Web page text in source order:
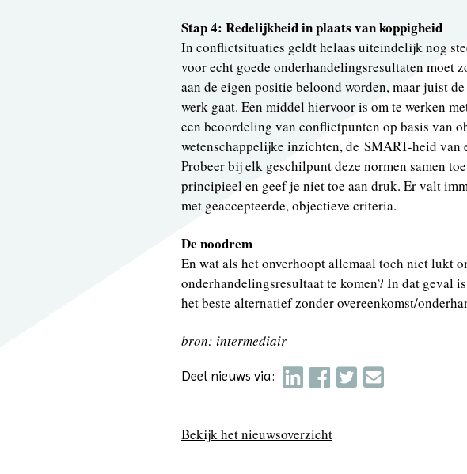
Stap 4: Redelijkheid in plaats van koppigheid
In conflictsituaties geldt helaas uiteindelijk nog
voor echt goede onderhandelingsresultaten moet
aan de eigen positie beloond worden, maar juist
werk gaat. Een middel hiervoor is om te werken
een beoordeling van conflictpunten op basis van
wetenschappelijke inzichten, de SMART-heid van
Probeer bij elk geschilpunt deze normen samen
principieel en geef je niet toe aan druk. Er valt
met geaccepteerde, objectieve criteria.
De noodrem
En wat als het onverhoopt allemaal toch niet lukt
onderhandelingsresultaat te komen? In dat geval
het beste alternatief zonder overeenkomst/
bron: intermediair
Deel nieuws via:
Bekijk het nieuwsoverzicht